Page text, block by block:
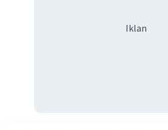
Iklan